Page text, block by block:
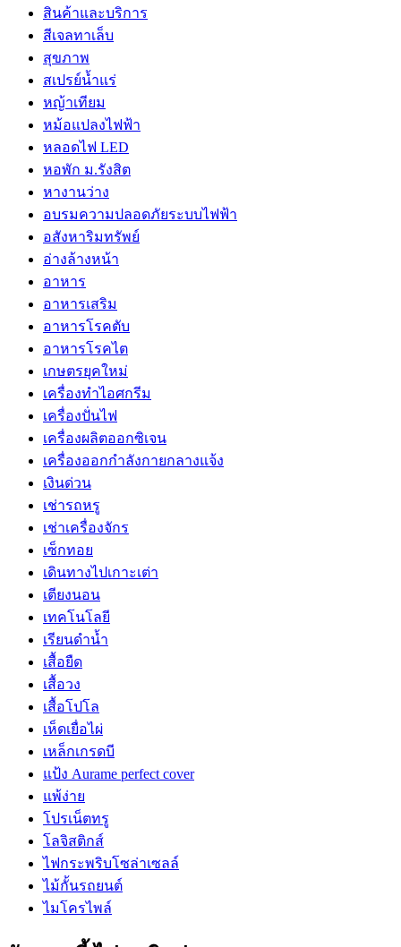
สินค้าและบริการ
สีเจลทาเล็บ
สุขภาพ
สเปรย์น้ำแร่
หญ้าเทียม
หม้อแปลงไฟฟ้า
หลอดไฟ LED
หอพัก ม.รังสิต
หางานว่าง
อบรมความปลอดภัยระบบไฟฟ้า
อสังหาริมทรัพย์
อ่างล้างหน้า
อาหาร
อาหารเสริม
อาหารโรคตับ
อาหารโรคไต
เกษตรยุคใหม่
เครื่องทำไอศกรีม
เครื่องปั่นไฟ
เครื่องผลิตออกซิเจน
เครื่องออกกำลังกายกลางแจ้ง
เงินด่วน
เช่ารถหรู
เช่าเครื่องจักร
เซ็กทอย
เดินทางไปเกาะเต่า
เตียงนอน
เทคโนโลยี
เรียนดำน้ำ
เสื้อยืด
เสื้อวง
เสื้อโปโล
เห็ดเยื่อไผ่
เหล็กเกรดบี
แป้ง Aurame perfect cover
แพ้ง่าย
โปรเน็ตทรู
โลจิสติกส์
ไฟกระพริบโซล่าเซลล์
ไม้กั้นรถยนต์
ไมโครไพล์